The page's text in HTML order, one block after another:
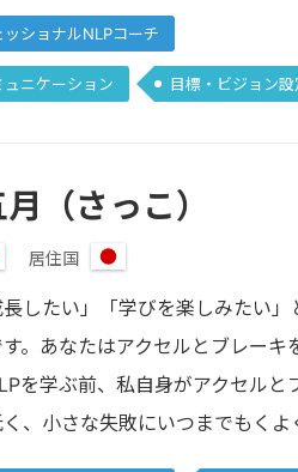
ッショナルNLPコーチ
ュニケーション 目標・ビジョン設
（さっこ）
居住国
本
長したい」「学びを楽しみたい
。あなたはアクセルとブレー
を学ぶ前、私自身がアクセル
、小さな失敗にいつまでもく